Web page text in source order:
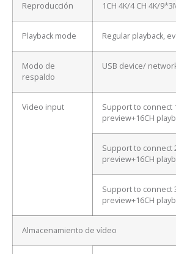
Reproducción 1CH 4K/4 CH 4K/
Playback mode Regular playback,
Modo de
respaldo
USB device/
Video input
Support to connect
preview+16CH
Support to connect
preview+16CH
Support to connect
preview+16CH
Almacenamiento de vídeo